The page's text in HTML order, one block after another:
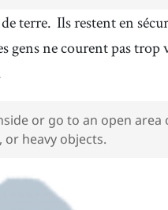
terre. Ils restent en
gens ne courent pas trop
or go to an open area
heavy objects.